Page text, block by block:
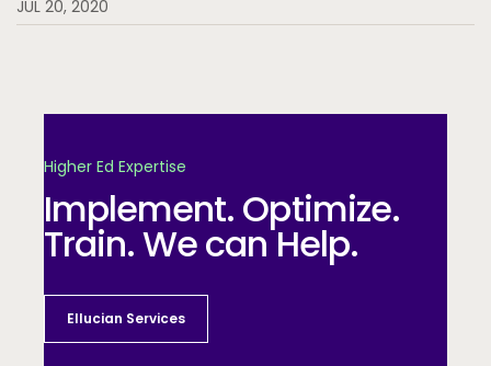
JUL 20, 2020
Higher Ed Expertise
Implement. Optimize.
Train. We can Help.
Ellucian Services